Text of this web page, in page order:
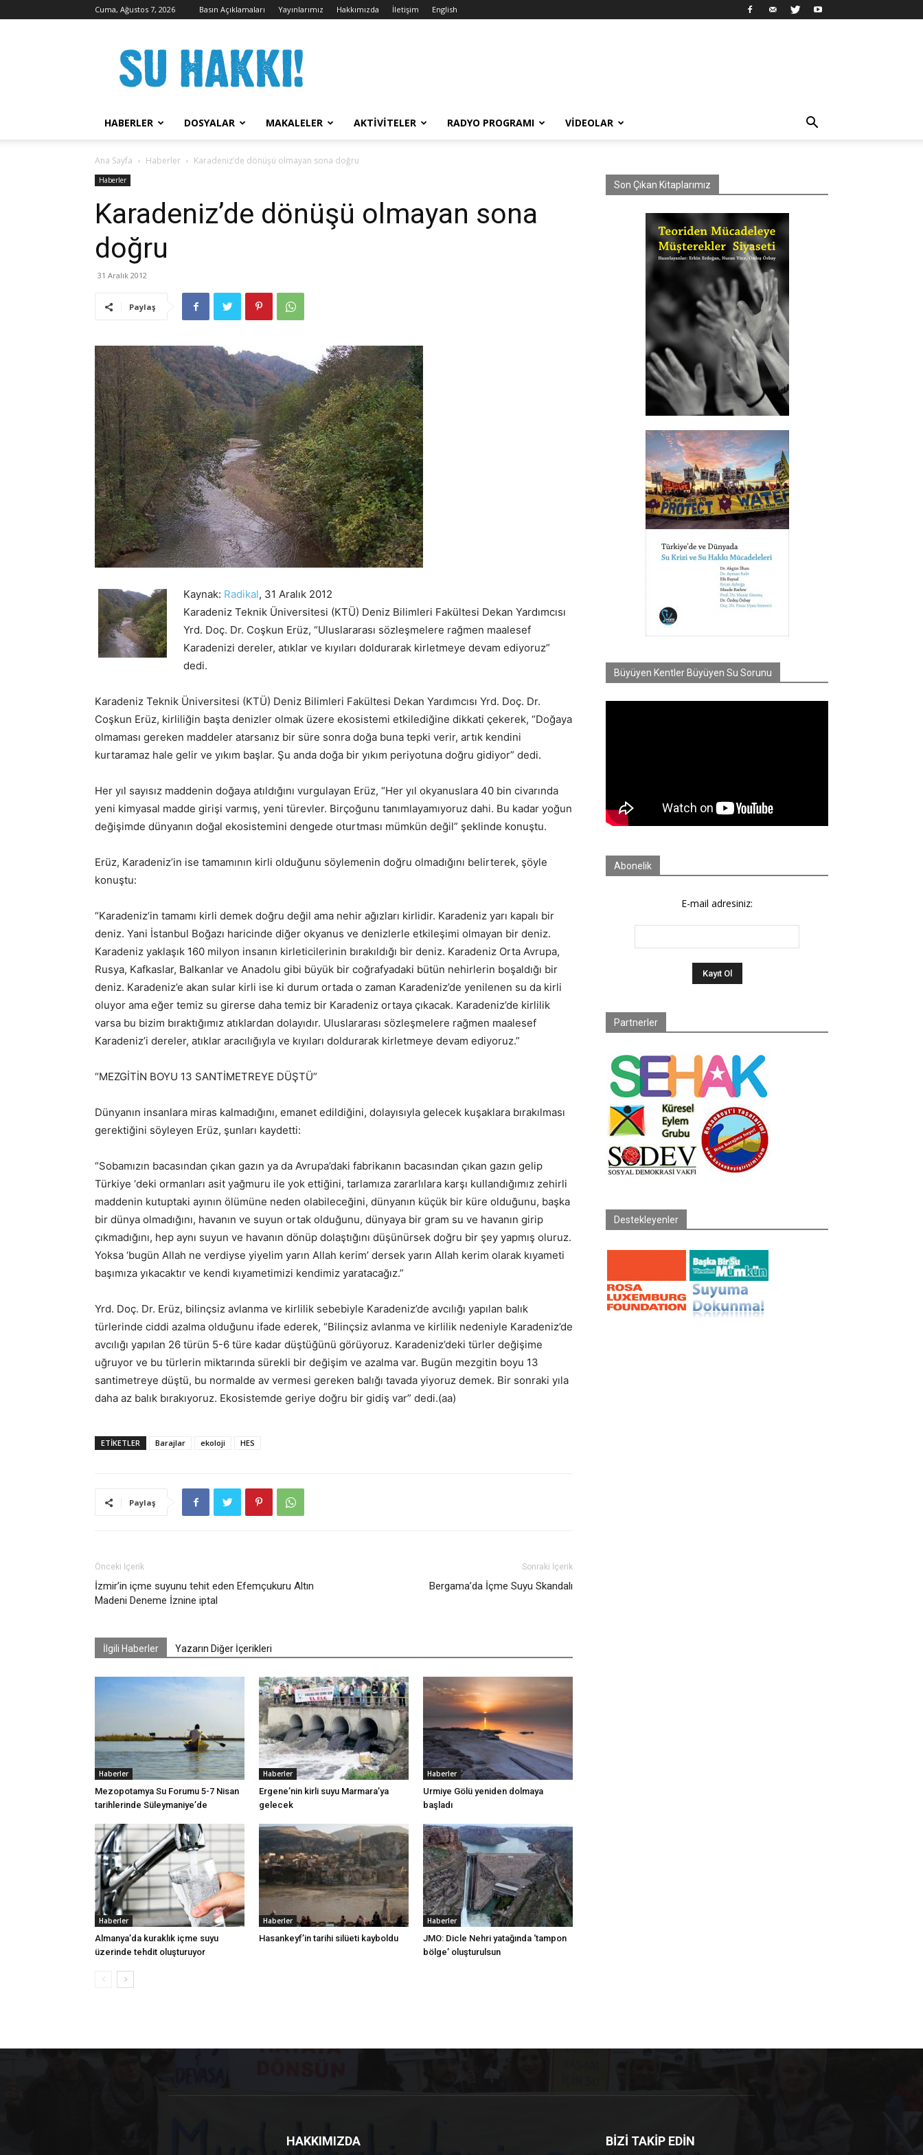
Cuma, Ağustos 7, 2026 Basın Açıklamaları Yayınlarımız Hakkımızda İletişim English
Hakkı
Kampanyası
HABERLER DOSYALAR MAKALELER AKTIVITELER RADYO PROGRAMI VIDEOLAR
Ana Sayfa Haberler Karadeniz’de dönüşü olmayan sona doğru
Haberler
Karadeniz’de dönüşü olmayan sona
doğru
31 Aralık 2012
Paylaş
Kaynak: Radikal, 31 Aralık 2012
Karadeniz Teknik Üniversitesi (KTÜ) Deniz Bilimleri Fakültesi Dekan Yardımcısı
Yrd. Doç. Dr. Coşkun Erüz, “Uluslararası sözleşmelere rağmen maalesef
Karadenizi dereler, atıklar ve kıyıları doldurarak kirletmeye devam ediyoruz”
dedi.
Karadeniz Teknik Üniversitesi (KTÜ) Deniz Bilimleri Fakültesi Dekan Yardımcısı Yrd. Doç. Dr.
Coşkun Erüz, kirliliğin başta denizler olmak üzere ekosistemi etkilediğine dikkati çekerek, “Doğaya
olmaması gereken maddeler atarsanız bir süre sonra doğa buna tepki verir, artık kendini
kurtaramaz hale gelir ve yıkım başlar. Şu anda doğa bir yıkım periyotuna doğru gidiyor” dedi.
Her yıl sayısız maddenin doğaya atıldığını vurgulayan Erüz, “Her yıl okyanuslara 40 bin civarında
yeni kimyasal madde girişi varmış, yeni türevler. Birçoğunu tanımlayamıyoruz dahi. Bu kadar yoğun
değişimde dünyanın doğal ekosistemini dengede oturtması mümkün değil” şeklinde konuştu.
Erüz, Karadeniz’in ise tamamının kirli olduğunu söylemenin doğru olmadığını belirterek, şöyle
konuştu:
“Karadeniz’in tamamı kirli demek doğru değil ama nehir ağızları kirlidir. Karadeniz yarı kapalı bir
deniz. Yani İstanbul Boğazı haricinde diğer okyanus ve denizlerle etkileşimi olmayan bir deniz.
Karadeniz yaklaşık 160 milyon insanın kirleticilerinin bırakıldığı bir deniz. Karadeniz Orta Avrupa,
Rusya, Kafkaslar, Balkanlar ve Anadolu gibi büyük bir coğrafyadaki bütün nehirlerin boşaldığı bir
deniz. Karadeniz’e akan sular kirli ise ki durum ortada o zaman Karadeniz’de yenilenen su da kirli
oluyor ama eğer temiz su girerse daha temiz bir Karadeniz ortaya çıkacak. Karadeniz’de kirlilik
varsa bu bizim bıraktığımız atıklardan dolayıdır. Uluslararası sözleşmelere rağmen maalesef
Karadeniz’i dereler, atıklar aracılığıyla ve kıyıları doldurarak kirletmeye devam ediyoruz.”
“MEZGİTİN BOYU 13 SANTİMETREYE DÜŞTÜ”
Dünyanın insanlara miras kalmadığını, emanet edildiğini, dolayısıyla gelecek kuşaklara bırakılması
gerektiğini söyleyen Erüz, şunları kaydetti:
“Sobamızın bacasından çıkan gazın ya da Avrupa’daki fabrikanın bacasından çıkan gazın gelip
Türkiye ‘deki ormanları asit yağmuru ile yok ettiğini, tarlamıza zararlılara karşı kullandığımız zehirli
maddenin kutuptaki ayının ölümüne neden olabileceğini, dünyanın küçük bir küre olduğunu, başka
bir dünya olmadığını, havanın ve suyun ortak olduğunu, dünyaya bir gram su ve havanın girip
çıkmadığını, hep aynı suyun ve havanın dönüp dolaştığını düşünürsek doğru bir şey yapmış oluruz.
Yoksa ‘bugün Allah ne verdiyse yiyelim yarın Allah kerim’ dersek yarın Allah kerim olarak kıyameti
başımıza yıkacaktır ve kendi kıyametimizi kendimiz yaratacağız.”
Yrd. Doç. Dr. Erüz, bilinçsiz avlanma ve kirlilik sebebiyle Karadeniz’de avcılığı yapılan balık
türlerinde ciddi azalma olduğunu ifade ederek, “Bilinçsiz avlanma ve kirlilik nedeniyle Karadeniz’de
avcılığı yapılan 26 türün 5-6 türe kadar düştüğünü görüyoruz. Karadeniz’deki türler değişime
uğruyor ve bu türlerin miktarında sürekli bir değişim ve azalma var. Bugün mezgitin boyu 13
santimetreye düştü, bu normalde av vermesi gereken balığı tavada yiyoruz demek. Bir sonraki yıla
daha az balık bırakıyoruz. Ekosistemde geriye doğru bir gidiş var” dedi.(aa)
ETIKETLER Barajlar ekoloji HES
Paylaş
Önceki İçerik
İzmir’in içme suyunu tehit eden Efemçukuru Altın
Madeni Deneme İznine iptal
Sonraki İçerik
Bergama’da İçme Suyu Skandalı
İlgili Haberler Yazarın Diğer İçerikleri
Haberler
Mezopotamya Su Forumu 5-7 Nisan
tarihlerinde Süleymaniye’de
Haberler
Ergene’nin kirli suyu Marmara’ya
gelecek
Haberler
Urmiye Gölü yeniden dolmaya
başladı
Haberler
Almanya’da kuraklık içme suyu
üzerinde tehdit oluşturuyor
Haberler
Hasankeyf’in tarihi silüeti kayboldu
Haberler
JMO: Dicle Nehri yatağında ‘tampon
bölge’ oluşturulsun
Son Çıkan Kitaplarımız
Büyüyen Kentler Büyüyen Su Sorunu
Abonelik
E-mail adresiniz:
Partnerler
Destekleyenler
HAKKIMIZDA BİZİ TAKİP EDİN